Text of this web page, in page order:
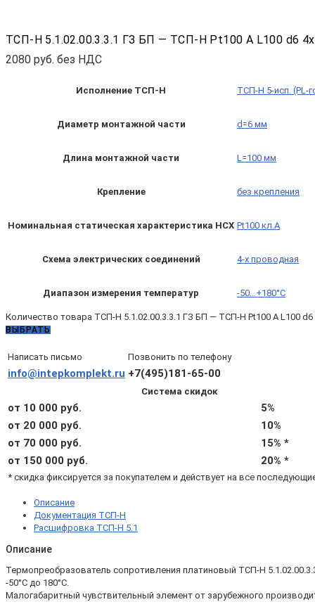
ТСП-Н 5.1.02.00.3.3.1 ГЗ БП — ТСП-Н Pt100 A L100 d6
2080 руб. без НДС
Исполнение ТСП-Н ТСП-Н 5-исп. (PL-
Диаметр монтажной части d=6 мм
Длина монтажной части L=100 мм
Крепление без крепления
Номинальная статическая характеристика НСХ Pt100 кл.A
Схема электрических соединений 4-х проводная
Диапазон измерения температур -50…+180°C
Количество товара ТСП-Н 5.1.02.00.3.3.1 ГЗ БП — ТСП-Н Pt100 A L100
ВЫБРАТЬ
Написать письмо Позвонить по телефону
info@intepkomplekt.ru +7(495)181-65-00
Система скидок
от 10 000 руб.
5%
от 20 000 руб.
10%
от 70 000 руб.
15% *
от 150 000 руб.
20% *
* скидка фиксируется за покупателем и действует на все
Описание
Документация ТСП-Н
Расшифровка ТСП-Н 5.1
Описание
Термопреобразователь сопротивления платиновый ТСП-Н
-50°С до 180°С.
Малогабаритный чувствительный элемент от зарубежного